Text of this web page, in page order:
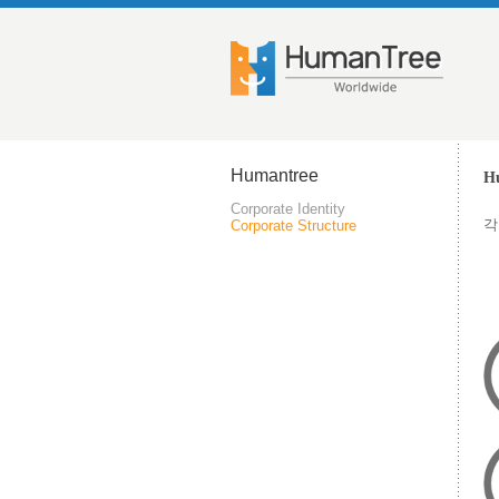
Humantree
Corporate Identity
Corporate Structure